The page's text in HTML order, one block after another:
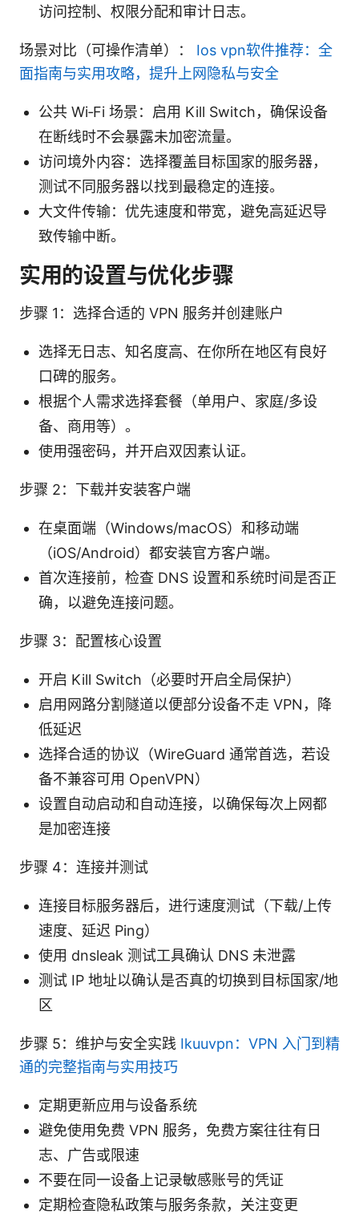
访问控制、权限分配和审计日志。
场景对比（可操作清单）： Ios vpn软件推荐：全
面指南与实用攻略，提升上网隐私与安全
公共 Wi‑Fi 场景：启用 Kill Switch，确保设备
在断线时不会暴露未加密流量。
访问境外内容：选择覆盖目标国家的服务器，
测试不同服务器以找到最稳定的连接。
大文件传输：优先速度和带宽，避免高延迟导
致传输中断。
实用的设置与优化步骤
步骤 1：选择合适的 VPN 服务并创建账户
选择无日志、知名度高、在你所在地区有良好
口碑的服务。
根据个人需求选择套餐（单用户、家庭/多设
备、商用等）。
使用强密码，并开启双因素认证。
步骤 2：下载并安装客户端
在桌面端（Windows/macOS）和移动端
（iOS/Android）都安装官方客户端。
首次连接前，检查 DNS 设置和系统时间是否正
确，以避免连接问题。
步骤 3：配置核心设置
开启 Kill Switch（必要时开启全局保护）
启用网路分割隧道以便部分设备不走 VPN，降
低延迟
选择合适的协议（WireGuard 通常首选，若设
备不兼容可用 OpenVPN）
设置自动启动和自动连接，以确保每次上网都
是加密连接
步骤 4：连接并测试
连接目标服务器后，进行速度测试（下载/上传
速度、延迟 Ping）
使用 dnsleak 测试工具确认 DNS 未泄露
测试 IP 地址以确认是否真的切换到目标国家/地
区
步骤 5：维护与安全实践 Ikuuvpn：VPN 入门到精
通的完整指南与实用技巧
定期更新应用与设备系统
避免使用免费 VPN 服务，免费方案往往有日
志、广告或限速
不要在同一设备上记录敏感账号的凭证
定期检查隐私政策与服务条款，关注变更